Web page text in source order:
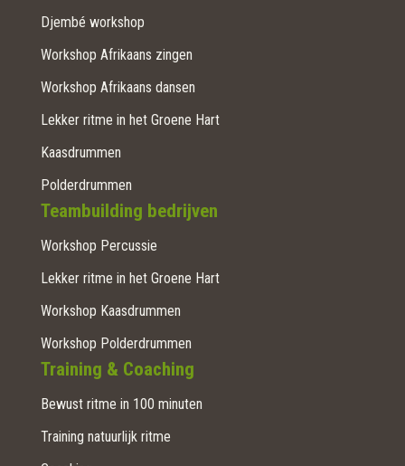
Djembé workshop
Workshop Afrikaans zingen
Workshop Afrikaans dansen
Lekker ritme in het Groene Hart
Kaasdrummen
Polderdrummen
Teambuilding bedrijven
Workshop Percussie
Lekker ritme in het Groene Hart
Workshop Kaasdrummen
Workshop Polderdrummen
Training & Coaching
Bewust ritme in 100 minuten
Training natuurlijk ritme